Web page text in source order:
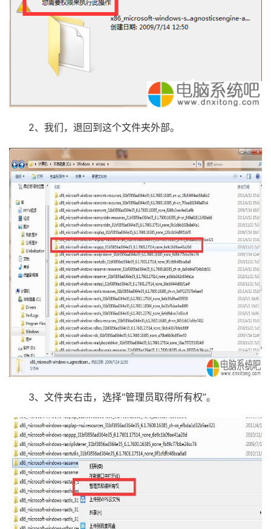
2、我们，退回到这个文件夹外部。
3、文件夹右击，选择“管理员取得所有权”。